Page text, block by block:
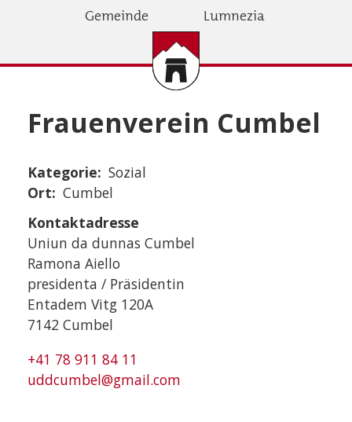
Gemeinde Lumnezia
Frauenverein Cumbel
Kategorie
Sozial
Ort
Cumbel
Kontaktadresse
Uniun da dunnas Cumbel
Ramona Aiello
presidenta / Präsidentin
Entadem Vitg 120A
7142 Cumbel
+41 78 911 84 11
uddcumbel@gmail.com